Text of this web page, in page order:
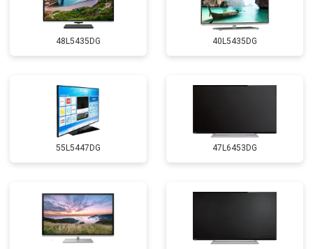
48L5435DG 40L5435DG
55L5447DG 47L6453DG